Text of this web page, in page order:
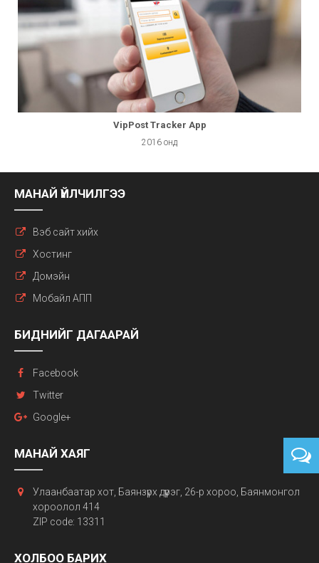
VipPost Tracker App
2016 онд
МАНАЙ ҮЙЛЧИЛГЭЭ
Вэб сайт хийх
Хостинг
Домэйн
Мобайл АПП
БИДНИЙГ ДАГААРАЙ
Facebook
Twitter
Google+
МАНАЙ ХАЯГ
Улаанбаатар хот, Баянзүрх дүүрэг, 26-р хороо, Баянмонгол
хороолол 414
ZIP code: 13311
ХОЛБОО БАРИХ